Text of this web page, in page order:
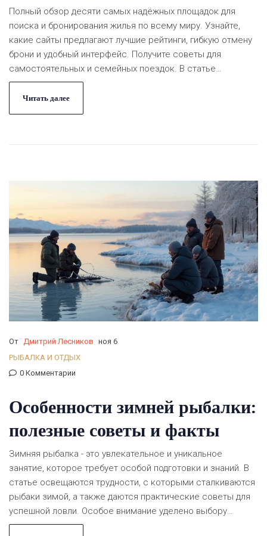
Полный обзор десяти самых надёжных площадок для
поиска и бронирования жилья по всему миру. Узнайте,
какие сайты предлагают лучшие рейтинги, гибкую отмену
брони и удобный интерфейс. Получите советы для
самостоятельных и семейных поездок. В статье
рассматриваются плюсы, минусы, особенности поиска
лучших предложений и нюансы работы с отзывами
пользователей. Всё, чтобы сделать ваш отдых
Читать далее
От Дмитрий Лесников ноя 6
РЫБАЛКА И ОТДЫХ
0 Комментарии
Особенности зимней рыбалки:
полезные советы и факты
Зимняя рыбалка - это увлекательное и уникальное
занятие, которое требует особой подготовки и знаний. В
статье освещаются трудности, с которыми сталкиваются
рыбаки зимой, а также даются практические советы для
успешной ловли. Особое внимание уделено выбору
снастей и безопасности на тонком льду. Рассмотрены